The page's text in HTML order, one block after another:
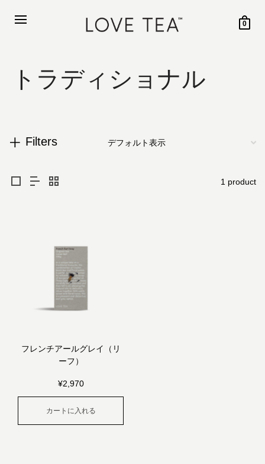
0
トラディショナル
Filters
1 product
フレンチアールグレイ（リ
ーフ）
¥2,970
カートに入れる